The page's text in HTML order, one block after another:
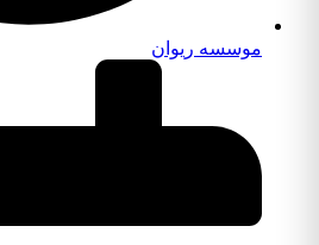
موسسه ریوان